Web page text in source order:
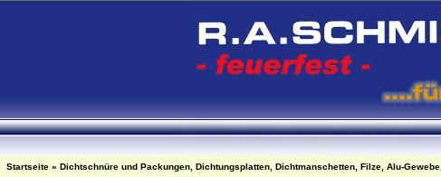
Startseite » Dichtschnüre und Packungen, Dichtungsplatten, Dichtmanschetten, Filze, Alu-Gewebe,